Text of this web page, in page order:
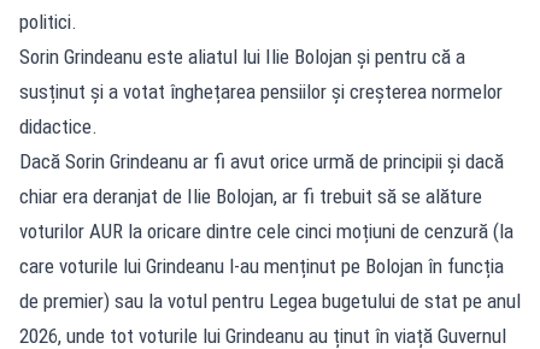
politici.
Sorin Grindeanu este aliatul lui Ilie Bolojan și pentru că a
susținut și a votat înghețarea pensiilor și creșterea normelor
didactice.
Dacă Sorin Grindeanu ar fi avut orice urmă de principii și dacă
chiar era deranjat de Ilie Bolojan, ar fi trebuit să se alăture
voturilor AUR la oricare dintre cele cinci moțiuni de cenzură (la
care voturile lui Grindeanu l-au menținut pe Bolojan în funcția
de premier) sau la votul pentru Legea bugetului de stat pe anul
2026, unde tot voturile lui Grindeanu au ținut în viață Guvernul